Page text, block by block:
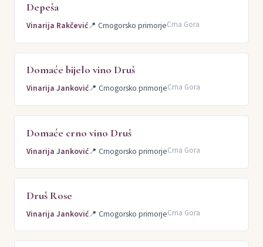
Depeša
Vinarija Rakčević📍 Crnogorsko primorjeCrna Gora
Domaće bijelo vino Druš
Vinarija Janković📍 Crnogorsko primorjeCrna Gora
Domaće crno vino Druš
Vinarija Janković📍 Crnogorsko primorjeCrna Gora
Druš Rose
Vinarija Janković📍 Crnogorsko primorjeCrna Gora